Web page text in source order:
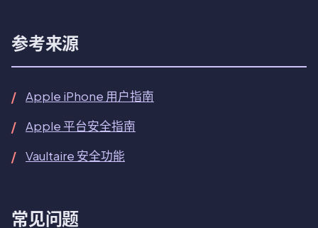
参考来源
Apple iPhone 用户指南
Apple 平台安全指南
Vaultaire 安全功能
常见问题